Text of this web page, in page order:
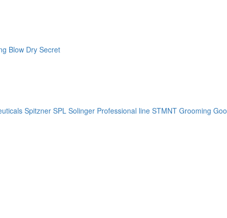
Blow Dry Secret
Spitzner SPL Solinger Professional line STMNT Grooming